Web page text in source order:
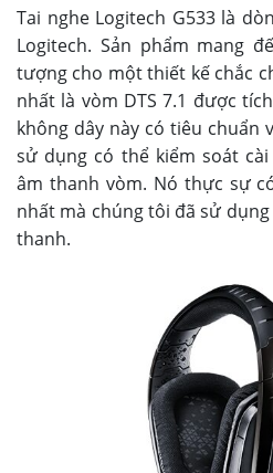
Tai nghe Logitech G533 là
Logitech. Sản phẩm mang
tượng cho một thiết kế chắc
nhất là vòm DTS 7.1 được
không dây này có tiêu chuẩn
sử dụng có thể kiểm soát
âm thanh vòm. Nó thực sự
nhất mà chúng tôi đã sử
thanh.